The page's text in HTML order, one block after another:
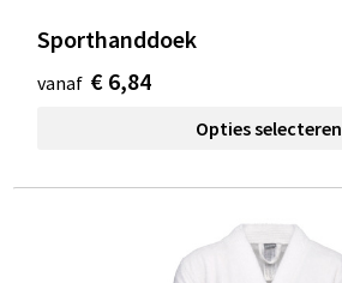
Sporthanddoek
vanaf € 6,84
Opties selecteren